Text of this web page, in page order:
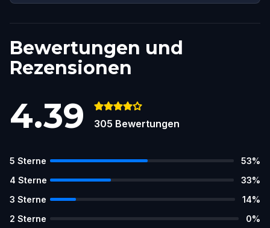
Bewertungen und
Rezensionen
4.39 305 Bewertungen
5 Sterne 53%
4 Sterne 33%
3 Sterne 14%
2 Sterne 0%